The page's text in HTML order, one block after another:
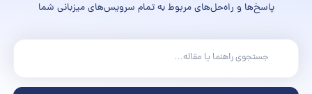
پاسخ‌ها و راه‌حل‌های مربوط به تمام سرویس‌های میزبانی شما